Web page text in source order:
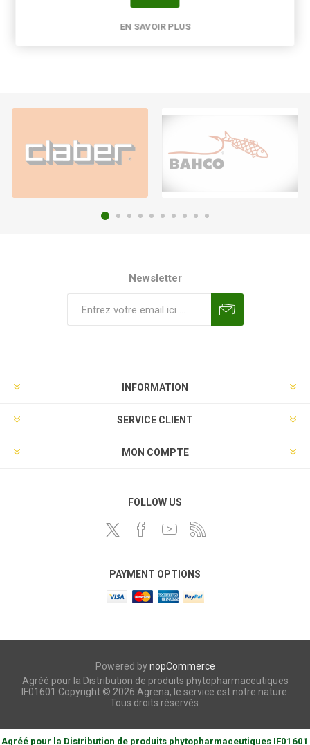
Newsletter
INFORMATION
SERVICE CLIENT
MON COMPTE
FOLLOW US
PAYMENT OPTIONS
Powered bynopCommerce
Agréé pour la Distribution de produits phytopharmaceutiques
IF01601 Copyright © 2026 Agrena, le service est notre nature.
Tous droits réservés.
EN SAVOIR PLUS
Agréé pour la Distribution de produits phytopharmaceutiques IF01601